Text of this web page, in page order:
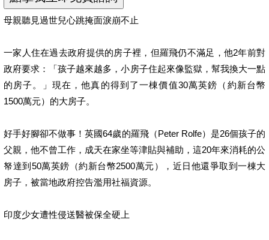
母親聽見過世兒心跳掩面淚崩不止
一家人住在過去政府提供的房子裡，但羅飛仍不滿足，他2年前對
政府要求：「孩子越來越多，小房子住起來像監獄，幫我換大一點
的房子。」現在，他真的得到了一棟價值30萬英鎊（約新台幣
1500萬元）的大房子。
好手好腳卻不做事！英國64歲的羅飛（Peter Rolfe）是26個孩子的
父親，他不曾工作，成天在家坐等津貼與補助，這20年來消耗的公
帑達到50萬英鎊（約新台幣2500萬元），近日他還爭取到一棟大
房子，被當地政府控告濫用社福資源。
印度少女遭性侵送醫被保全硬上